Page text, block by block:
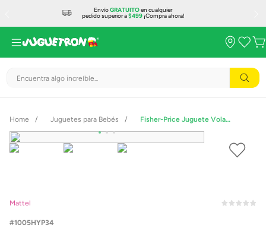
EnvíoGRATUITOen cualquier
pedido superior a$499¡Compra ahora!
Encuentra algo increíble...
Juguetes para Bebés Fisher-Price Juguete Volante de Actividades Interactivas HYP34
Mattel
1005HYP34